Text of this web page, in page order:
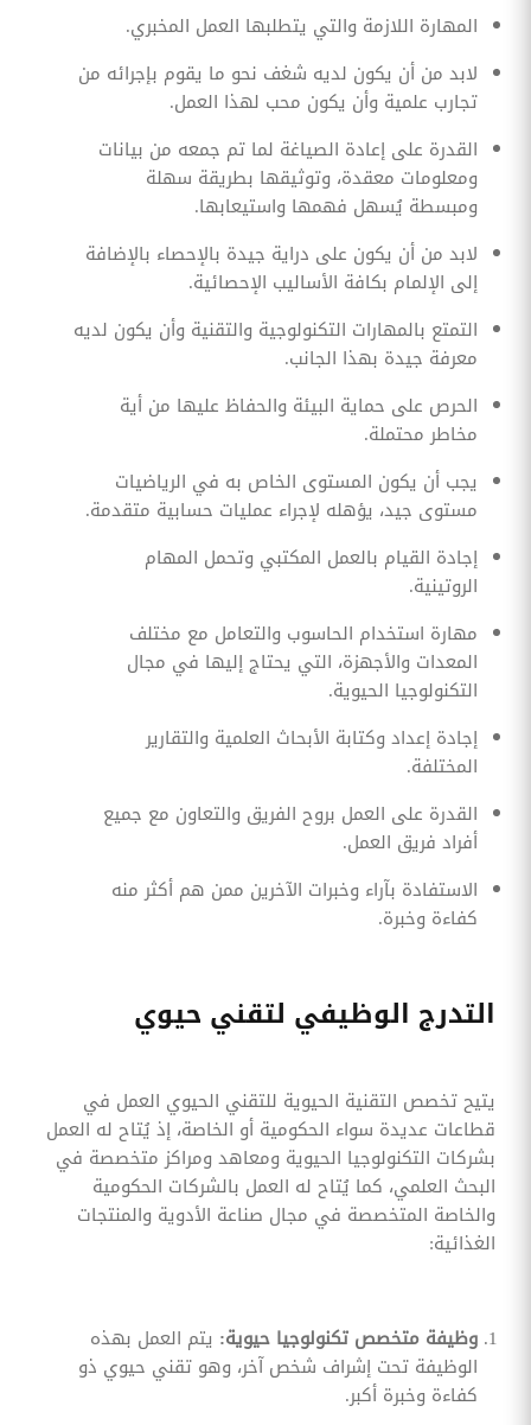
المهارة اللازمة والتي يتطلبها العمل المخبري.
لابد من أن يكون لديه شغف نحو ما يقوم بإجرائه من
تجارب علمية وأن يكون محب لهذا العمل.
القدرة على إعادة الصياغة لما تم جمعه من بيانات
ومعلومات معقدة، وتوثيقها بطريقة سهلة
ومبسطة يُسهل فهمها واستيعابها.
لابد من أن يكون على دراية جيدة بالإحصاء بالإضافة
إلى الإلمام بكافة الأساليب الإحصائية.
التمتع بالمهارات التكنولوجية والتقنية وأن يكون لديه
معرفة جيدة بهذا الجانب.
الحرص على حماية البيئة والحفاظ عليها من أية
مخاطر محتملة.
يجب أن يكون المستوى الخاص به في الرياضيات
مستوى جيد، يؤهله لإجراء عمليات حسابية متقدمة.
إجادة القيام بالعمل المكتبي وتحمل المهام
الروتينية.
مهارة استخدام الحاسوب والتعامل مع مختلف
المعدات والأجهزة، التي يحتاج إليها في مجال
التكنولوجيا الحيوية.
إجادة إعداد وكتابة الأبحاث العلمية والتقارير
المختلفة.
القدرة على العمل بروح الفريق والتعاون مع جميع
أفراد فريق العمل.
الاستفادة بآراء وخبرات الآخرين ممن هم أكثر منه
كفاءة وخبرة.
التدرج الوظيفي لتقني حيوي
يتيح تخصص التقنية الحيوية للتقني الحيوي العمل في
قطاعات عديدة سواء الحكومية أو الخاصة، إذ يُتاح له العمل
بشركات التكنولوجيا الحيوية ومعاهد ومراكز متخصصة في
البحث العلمي، كما يُتاح له العمل بالشركات الحكومية
والخاصة المتخصصة في مجال صناعة الأدوية والمنتجات
الغذائية:
وظيفة متخصص تكنولوجيا حيوية: يتم العمل بهذه
الوظيفة تحت إشراف شخص آخر، وهو تقني حيوي ذو
كفاءة وخبرة أكبر.